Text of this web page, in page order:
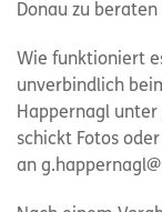
Donau zu
Wie funktioniert
unverbindlich
Happernagl
schickt Fotos
an